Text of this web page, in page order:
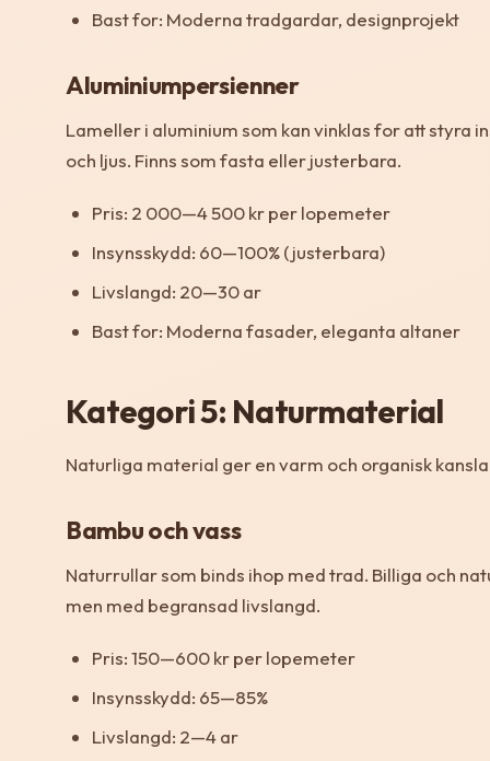
Bast for: Moderna tradgardar, designprojekt
Aluminiumpersienner
Lameller i aluminium som kan vinklas for att styra
och ljus. Finns som fasta eller justerbara.
Pris: 2 000—4 500 kr per lopemeter
Insynsskydd: 60—100% (justerbara)
Livslangd: 20—30 ar
Bast for: Moderna fasader, eleganta altaner
Kategori 5: Naturmaterial
Naturliga material ger en varm och organisk
Bambu och vass
Naturrullar som binds ihop med trad. Billiga och
men med begransad livslangd.
Pris: 150—600 kr per lopemeter
Insynsskydd: 65—85%
Livslangd: 2—4 ar